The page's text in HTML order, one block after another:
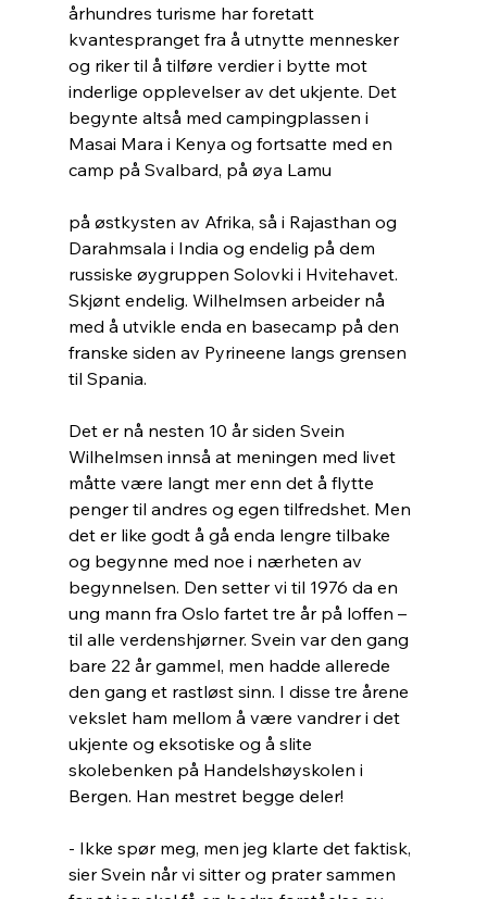
århundres turisme har foretatt
kvantespranget fra å utnytte mennesker
og riker til å tilføre verdier i bytte mot
inderlige opplevelser av det ukjente. Det
begynte altså med campingplassen i
Masai Mara i Kenya og fortsatte med en
camp på Svalbard, på øya Lamu
på østkysten av Afrika, så i Rajasthan og
Darahmsala i India og endelig på dem
russiske øygruppen Solovki i Hvitehavet.
Skjønt endelig. Wilhelmsen arbeider nå
med å utvikle enda en basecamp på den
franske siden av Pyrineene langs grensen
til Spania.
Det er nå nesten 10 år siden Svein
Wilhelmsen innså at meningen med livet
måtte være langt mer enn det å flytte
penger til andres og egen tilfredshet. Men
det er like godt å gå enda lengre tilbake
og begynne med noe i nærheten av
begynnelsen. Den setter vi til 1976 da en
ung mann fra Oslo fartet tre år på loffen –
til alle verdenshjørner. Svein var den gang
bare 22 år gammel, men hadde allerede
den gang et rastløst sinn. I disse tre årene
vekslet ham mellom å være vandrer i det
ukjente og eksotiske og å slite
skolebenken på Handelshøyskolen i
Bergen. Han mestret begge deler!
- Ikke spør meg, men jeg klarte det faktisk,
sier Svein når vi sitter og prater sammen